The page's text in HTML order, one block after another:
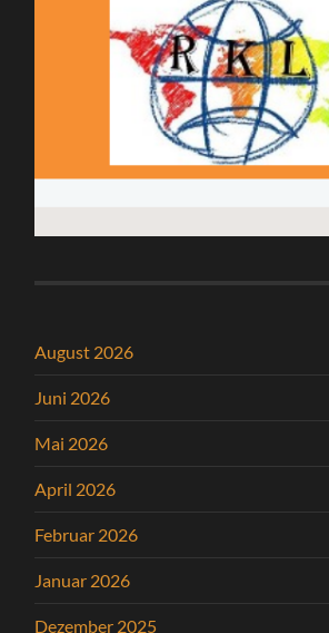
August 2026
Juni 2026
Mai 2026
April 2026
Februar 2026
Januar 2026
Dezember 2025